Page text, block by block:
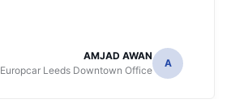
A
AMJAD AWAN
Europcar Leeds Downtown Office